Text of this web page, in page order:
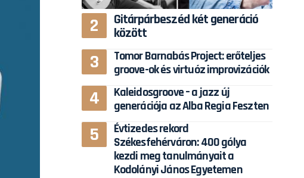
Gitárpárbeszéd két generáció
között
Tomor Barnabás Project: erőteljes
groove-ok és virtuóz improvizációk
Kaleidosgroove – a jazz új
generációja az Alba Regia Feszten
Évtizedes rekord
Székesfehérváron: 400 gólya
kezdi meg tanulmányait a
Kodolányi János Egyetemen